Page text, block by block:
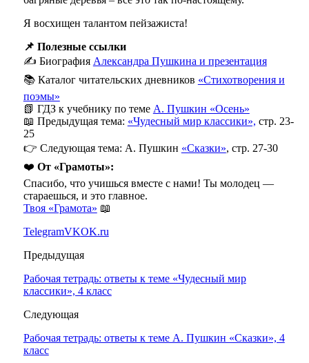
Я восхищен талантом пейзажиста!
📌 Полезные ссылки
✍️ Биография Александра Пушкина и презентация
📚 Каталог читательских дневников «Стихотворения и
поэмы»
📗 ГДЗ к учебнику по теме А. Пушкин «Осень»
📖 Предыдущая тема: «Чудесный мир классики», стр. 23-
25
👉 Следующая тема: А. Пушкин «Сказки», стр. 27-30
❤️ От «Грамоты»:
Спасибо, что учишься вместе с нами! Ты молодец —
стараешься, и это главное.
Твоя «Грамота» 📖
TelegramVKOK.ru
Предыдущая
Рабочая тетрадь: ответы к теме «Чудесный мир
классики», 4 класс
Следующая
Рабочая тетрадь: ответы к теме А. Пушкин «Сказки», 4
класс